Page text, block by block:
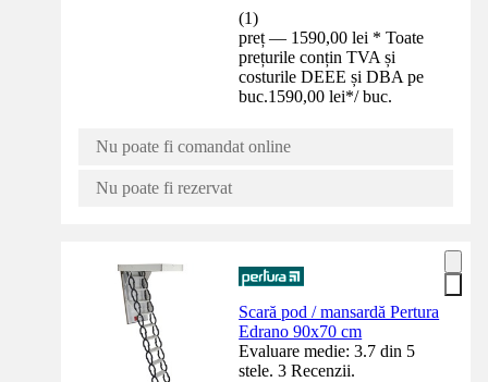
(1)
preț — 1590,00 lei * Toate
prețurile conțin TVA și
costurile DEEE și DBA pe
buc.1590,00 lei*/ buc.
Nu poate fi comandat online
Nu poate fi rezervat
Scară pod / mansardă Pertura
Edrano 90x70 cm
Evaluare medie: 3.7 din 5
stele. 3 Recenzii.